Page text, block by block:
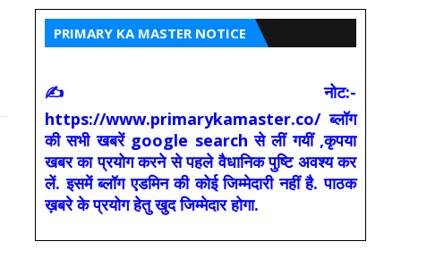
PRIMARY KA MASTER NOTICE
✍ नोट:-
https://www.primarykamaster.co/ ब्लॉग
की सभी खबरें google search से लीं गयीं ,कृपया
खबर का प्रयोग करने से पहले वैधानिक पुष्टि अवश्य कर
लें. इसमें ब्लॉग एडमिन की कोई जिम्मेदारी नहीं है. पाठक
ख़बरे के प्रयोग हेतु खुद जिम्मेदार होगा.